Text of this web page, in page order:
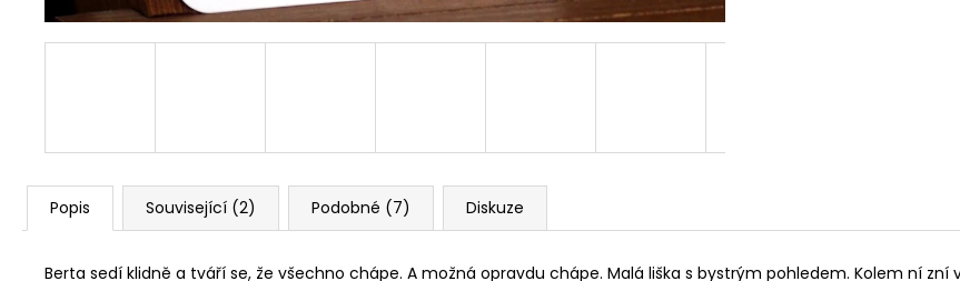
Popis Související (2) Podobné (7) Diskuze
Berta sedí klidně a tváří se, že všechno chápe. A možná opravdu chápe. Malá liška s bystrým pohledem. Kolem ní zní